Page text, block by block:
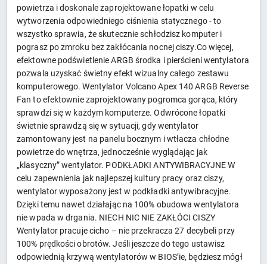
powietrza i doskonale zaprojektowane łopatki w celu
wytworzenia odpowiedniego ciśnienia statycznego - to
wszystko sprawia, że skutecznie schłodzisz komputer i
pograsz po zmroku bez zakłócania nocnej ciszy.Co więcej,
efektowne podświetlenie ARGB środka i pierścieni wentylatora
pozwala uzyskać świetny efekt wizualny całego zestawu
komputerowego. Wentylator Volcano Apex 140 ARGB Reverse
Fan to efektownie zaprojektowany pogromca gorąca, który
sprawdzi się w każdym komputerze. Odwrócone łopatki
świetnie sprawdzą się w sytuacji, gdy wentylator
zamontowany jest na panelu bocznym i wtłacza chłodne
powietrze do wnętrza, jednocześnie wyglądając jak
„klasyczny” wentylator. PODKŁADKI ANTYWIBRACYJNE W
celu zapewnienia jak najlepszej kultury pracy oraz ciszy,
wentylator wyposażony jest w podkładki antywibracyjne.
Dzięki temu nawet działając na 100% obudowa wentylatora
nie wpada w drgania. NIECH NIC NIE ZAKŁÓCI CISZY
Wentylator pracuje cicho – nie przekracza 27 decybeli przy
100% prędkości obrotów. Jeśli jeszcze do tego ustawisz
odpowiednią krzywą wentylatorów w BIOS’ie, będziesz mógł